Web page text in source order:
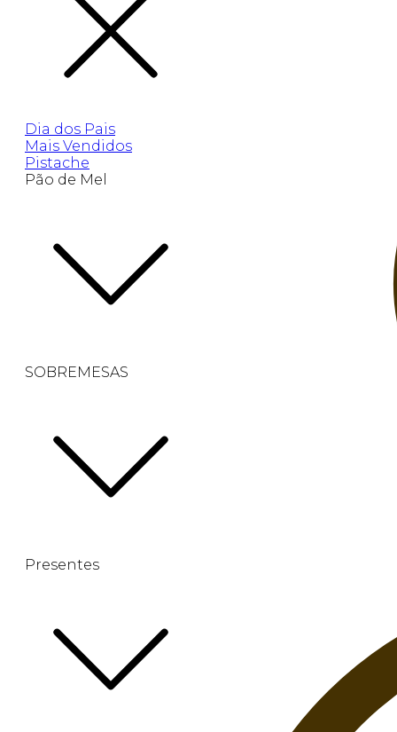
Dia dos Pais
Mais Vendidos
Pistache
Pão de Mel
SOBREMESAS
Presentes